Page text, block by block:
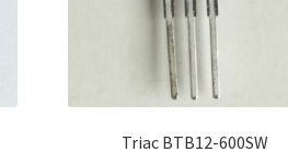
Triac BTB12-600SW